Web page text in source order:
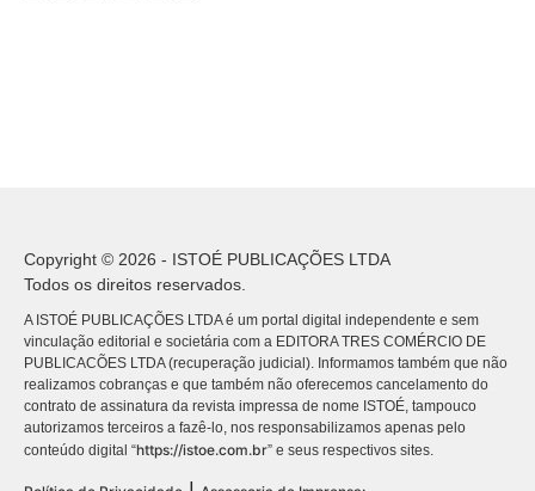
Copyright © 2026 - ISTOÉ PUBLICAÇÕES LTDA
Todos os direitos reservados.
A ISTOÉ PUBLICAÇÕES LTDA é um portal digital independente e sem
vinculação editorial e societária com a EDITORA TRES COMÉRCIO DE
PUBLICACÕES LTDA (recuperação judicial). Informamos também que não
realizamos cobranças e que também não oferecemos cancelamento do
contrato de assinatura da revista impressa de nome ISTOÉ, tampouco
autorizamos terceiros a fazê-lo, nos responsabilizamos apenas pelo
conteúdo digital “https://istoe.com.br” e seus respectivos sites.